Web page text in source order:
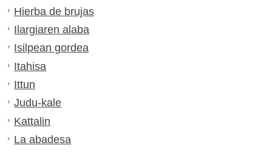
Hierba de brujas
Ilargiaren alaba
Isilpean gordea
Itahisa
Ittun
Judu-kale
Kattalin
La abadesa